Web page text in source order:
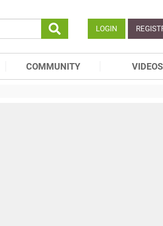
LOGIN
COMMUNITY VIDEOS